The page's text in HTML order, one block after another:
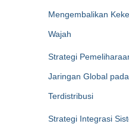
Mengembalikan
Wajah
Strategi
Jaringan Global
Terdistribusi
Strategi Integrasi